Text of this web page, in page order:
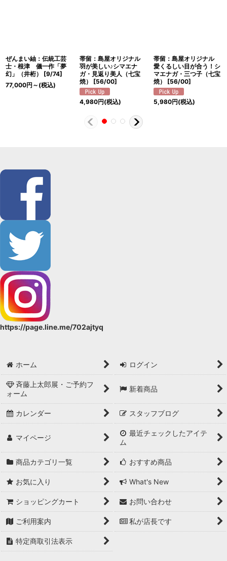
ぜんまい紬：伝統工芸
士・根津 儀一作「夢
幻」（井桁）
[9/74]
77,000円 ～ (税込)
帯留：島屋オリジナル
羽が美しい♪シマエナ
ガ・見返り美人（七宝
焼）
[56/00]
4,980円(税込)
帯留：島屋オリジナル
愛くるしい目が合う！シ
マエナガ・三つ子（七宝
焼）
[56/00]
5,980円(税込)
https://page.line.me/702ajtyq
ホーム ログイン
斉藤上太郎展・ご予約フ
ォーム
新着商品
カレンダー スタッフブログ
マイページ
最近チェックしたアイテ
ム
商品カテゴリ一覧 おすすめ商品
お気に入り What's New
ショッピングカート お問い合わせ
ご利用案内 私が店長です
特定商取引法表示